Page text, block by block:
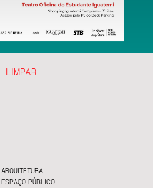
ARQUITETURA
ESPAÇO PÚBLICO
LIMPAR